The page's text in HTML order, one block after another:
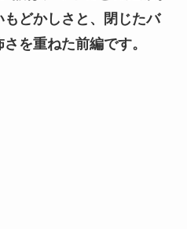
どかしさと、閉じたバ
を重ねた前編です。